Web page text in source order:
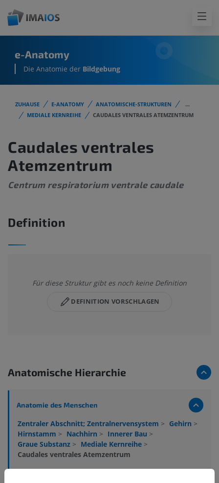
e-Anatomy
Die Anatomie der Bildgebung
ZUHAUSE E-ANATOMY ANATOMISCHE-STRUKTUREN
...
MEDIALE KERNREIHE
CAUDALES VENTRALES ATEMZENTRUM
Caudales ventrales
Atemzentrum
Centrum respiratorium ventrale caudale
Definition
Für diese Struktur gibt es noch keine Definition
DEFINITION VORSCHLAGEN
Anatomische Hierarchie
Anatomie des Menschen
Zentraler Abschnitt; Zentralnervensystem > Gehirn >
Hirnstamm > Nachhirn > Innerer Bau >
Graue Substanz > Mediale Kernreihe >
Caudales ventrales Atemzentrum